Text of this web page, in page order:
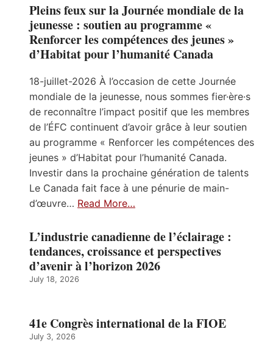
Pleins feux sur la Journée mondiale de la
jeunesse : soutien au programme «
Renforcer les compétences des jeunes »
d’Habitat pour l’humanité Canada
18-juillet-2026 À l’occasion de cette Journée
mondiale de la jeunesse, nous sommes fier·ère·s
de reconnaître l’impact positif que les membres
de l’ÉFC continuent d’avoir grâce à leur soutien
au programme « Renforcer les compétences des
jeunes » d’Habitat pour l’humanité Canada.
Investir dans la prochaine génération de talents
Le Canada fait face à une pénurie de main-
d’œuvre… Read More…
L’industrie canadienne de l’éclairage :
tendances, croissance et perspectives
d’avenir à l’horizon 2026
July 18, 2026
41e Congrès international de la FIOE
July 3, 2026